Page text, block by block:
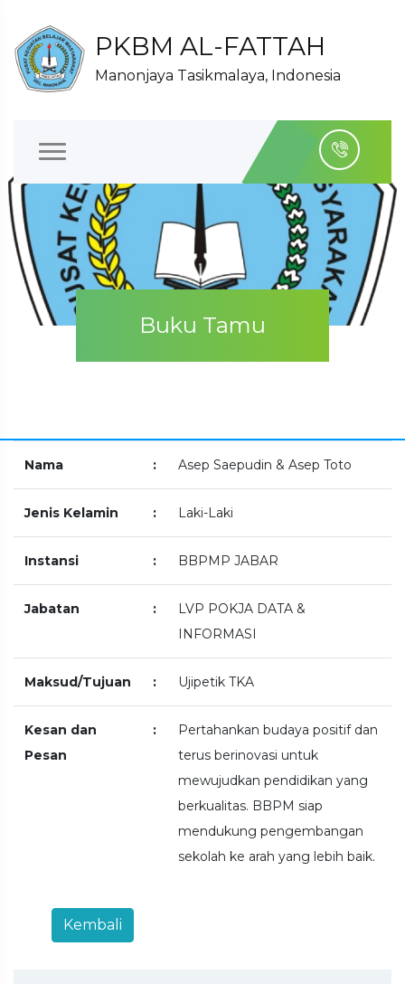
PKBM AL-FATTAH
Manonjaya Tasikmalaya, Indonesia
Buku Tamu
Nama : Asep Saepudin & Asep Toto
Jenis Kelamin : Laki-Laki
Instansi : BBPMP JABAR
Jabatan :
LVP POKJA DATA &
INFORMASI
Maksud/Tujuan : Ujipetik TKA
Kesan dan
Pesan
:
Pertahankan budaya positif dan
terus berinovasi untuk
mewujudkan pendidikan yang
berkualitas. BBPM siap
mendukung pengembangan
sekolah ke arah yang lebih baik.